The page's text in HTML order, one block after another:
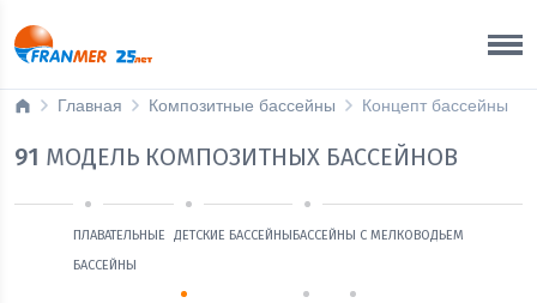
Главная Композитные бассейны Концепт бассейны
91 МОДЕЛЬ КОМПОЗИТНЫХ БАССЕЙНОВ
ПЛАВАТЕЛЬНЫЕ
БАССЕЙНЫ
ДЕТСКИЕ БАССЕЙНЫБАССЕЙНЫ С МЕЛКОВОДЬЕМ